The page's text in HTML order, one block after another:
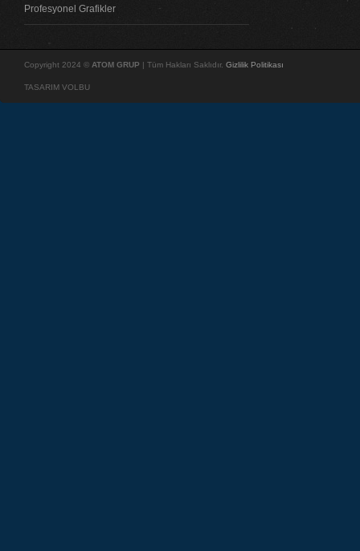
Profesyonel Grafikler
Copyright 2024 © ATOM GRUP | Tüm Hakları Saklıdır. Gizlilik Politikası
TASARIM VOLBU